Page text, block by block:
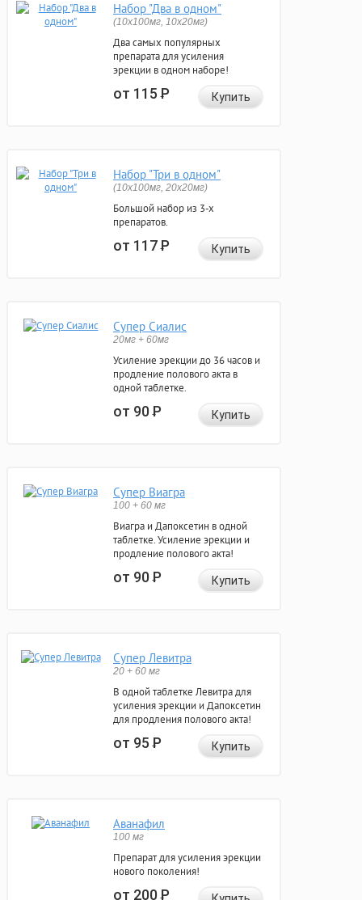
Набор "Два в одном"
(10x100мг, 10x20мг)
Два самых популярных
препарата для усиления
эрекции в одном наборе!
от 115Р Купить
Набор "Три в одном"
(10x100мг, 20x20мг)
Большой набор из 3-х
препаратов.
от 117Р Купить
Супер Сиалис
20мг + 60мг
Усиление эрекции до 36 часов и
продление полового акта в
одной таблетке.
от 90Р Купить
Супер Виагра
100 + 60 мг
Виагра и Дапоксетин в одной
таблетке. Усиление эрекции и
продление полового акта!
от 90Р Купить
Супер Левитра
20 + 60 мг
В одной таблетке Левитра для
усиления эрекции и Дапоксетин
для продления полового акта!
от 95Р Купить
Аванафил
100 мг
Препарат для усиления эрекции
нового поколения!
от 200Р